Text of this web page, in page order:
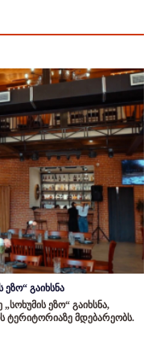
გაიხსნა
ეზო“ გაიხსნა,
ტერიტორიაზე მდებარეობს.